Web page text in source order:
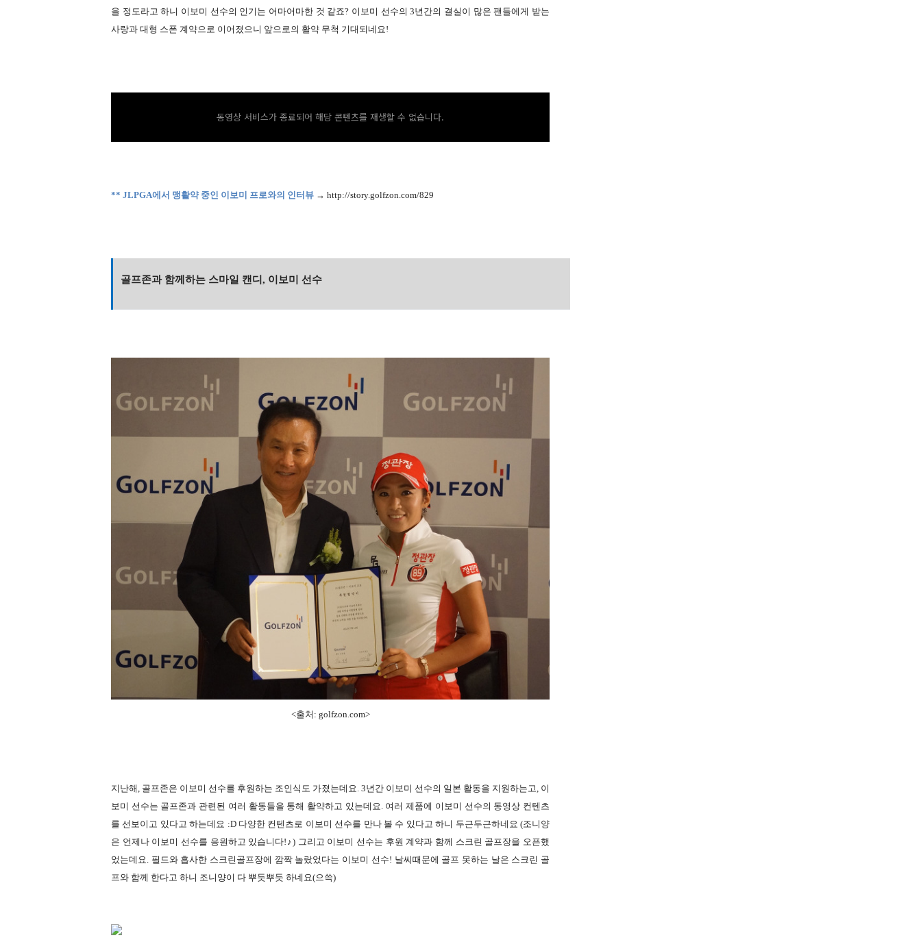
을 정도라고 하니 이보미 선수의 인기는 어마어마한 것 같죠? 이보미 선수의 3년간의 결실이 많은 팬들에게 받는
사랑과 대형 스폰 계약으로 이어졌으니 앞으로의 활약 무척 기대되네요!
동영상 서비스가 종료되어 해당 콘텐츠를 재생할 수 없습니다.
** JLPGA에서 맹활약 중인 이보미 프로와의 인터뷰 → http://story.golfzon.com/829
골프존과 함께하는 스마일 캔디, 이보미 선수
<출처: golfzon.com>
지난해, 골프존은 이보미 선수를 후원하는 조인식도 가졌는데요. 3년간 이보미 선수의 일본 활동을 지원하는고, 이
보미 선수는 골프존과 관련된 여러 활동들을 통해 활약하고 있는데요. 여러 제품에 이보미 선수의 동영상 컨텐츠
를 선보이고 있다고 하는데요 :D 다양한 컨텐츠로 이보미 선수를 만나 볼 수 있다고 하니 두근두근하네요 (조니양
은 언제나 이보미 선수를 응원하고 있습니다!♪) 그리고 이보미 선수는 후원 계약과 함께 스크린 골프장을 오픈했
었는데요. 필드와 흡사한 스크린골프장에 깜짝 놀랐었다는 이보미 선수! 날씨때문에 골프 못하는 날은 스크린 골
프와 함께 한다고 하니 조니양이 다 뿌듯뿌듯 하네요(으쓱)